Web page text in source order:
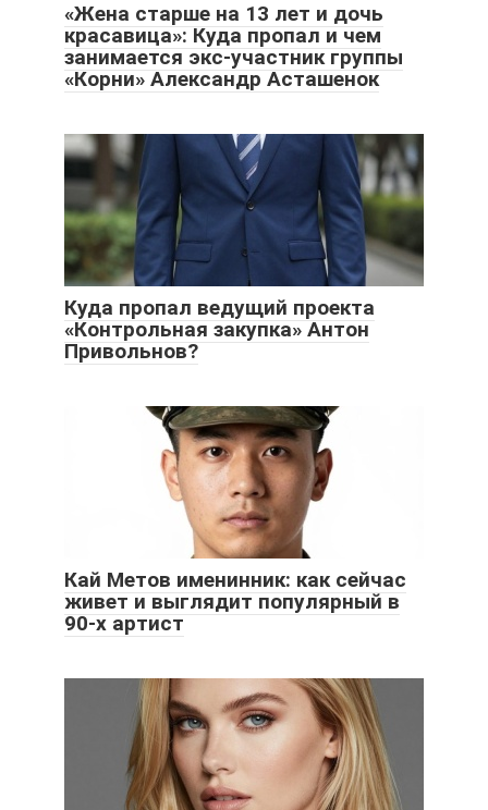
«Жена старше на 13 лет и дочь
красавица»: Куда пропал и чем
занимается экс-участник группы
«Корни» Александр Асташенок
Куда пропал ведущий проекта
«Контрольная закупка» Антон
Привольнов?
Кай Метов именинник: как сейчас
живет и выглядит популярный в
90-х артист